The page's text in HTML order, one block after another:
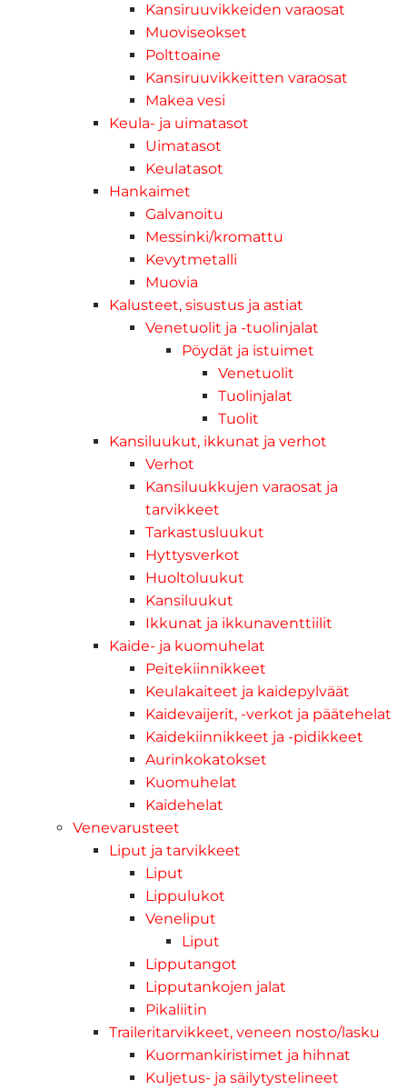
Kansiruuvikkeiden varaosat
Muoviseokset
Polttoaine
Kansiruuvikkeitten varaosat
Makea vesi
Keula- ja uimatasot
Uimatasot
Keulatasot
Hankaimet
Galvanoitu
Messinki/kromattu
Kevytmetalli
Muovia
Kalusteet, sisustus ja astiat
Venetuolit ja -tuolinjalat
Pöydät ja istuimet
Venetuolit
Tuolinjalat
Tuolit
Kansiluukut, ikkunat ja verhot
Verhot
Kansiluukkujen varaosat ja
tarvikkeet
Tarkastusluukut
Hyttysverkot
Huoltoluukut
Kansiluukut
Ikkunat ja ikkunaventtiilit
Kaide- ja kuomuhelat
Peitekiinnikkeet
Keulakaiteet ja kaidepylväät
Kaidevaijerit, -verkot ja päätehelat
Kaidekiinnikkeet ja -pidikkeet
Aurinkokatokset
Kuomuhelat
Kaidehelat
Venevarusteet
Liput ja tarvikkeet
Liput
Lippulukot
Veneliput
Liput
Lipputangot
Lipputankojen jalat
Pikaliitin
Traileritarvikkeet, veneen nosto/lasku
Kuormankiristimet ja hihnat
Kuljetus- ja säilytystelineet